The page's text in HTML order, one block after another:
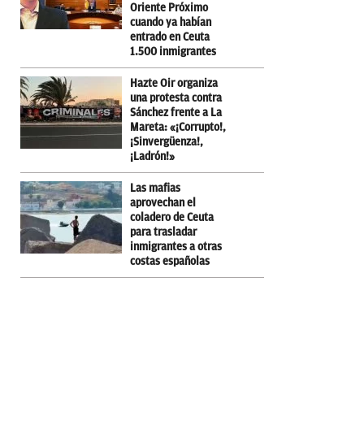
Oriente Próximo
cuando ya habían
entrado en Ceuta
1.500 inmigrantes
Hazte Oir organiza
una protesta contra
Sánchez frente a La
Mareta: «¡Corrupto!,
¡Sinvergüenza!,
¡Ladrón!»
Las mafias
aprovechan el
coladero de Ceuta
para trasladar
inmigrantes a otras
costas españolas